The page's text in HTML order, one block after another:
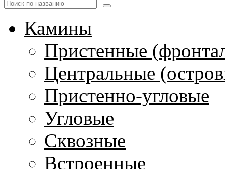
Камины
Пристенные
Центральные
Пристенно-угловые
Угловые
Сквозные
Встроенные